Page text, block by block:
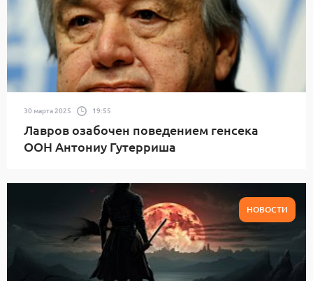
30 марта 2025 19:55
Лавров озабочен поведением генсека
ООН Антониу Гутерриша
НОВОСТИ